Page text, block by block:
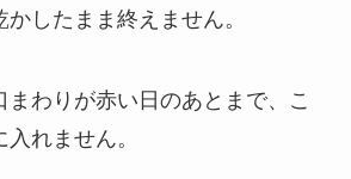
したまま終えません。
まわりが赤い日のあとまで、こ
れません。